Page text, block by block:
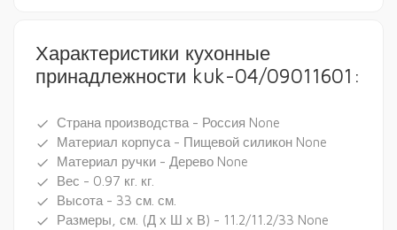
Характеристики кухонные
принадлежности kuk-04/09011601:
done Страна производства - Россия None
done Материал корпуса - Пищевой силикон None
done Материал ручки - Дерево None
done Вес - 0.97 кг. кг.
done Высота - 33 см. см.
done Размеры, см. (Д х Ш х В) - 11.2/11.2/33 None